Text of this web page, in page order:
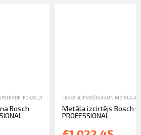
ROKAS UN ELEKTROINSTRUMENTI,TIRDZNIECĪBA
Bosch
LEŅĶA SLĪPMAŠĪNAS UN METĀLA
Metāla izcirtējs Bosch
PROFESSIONAL